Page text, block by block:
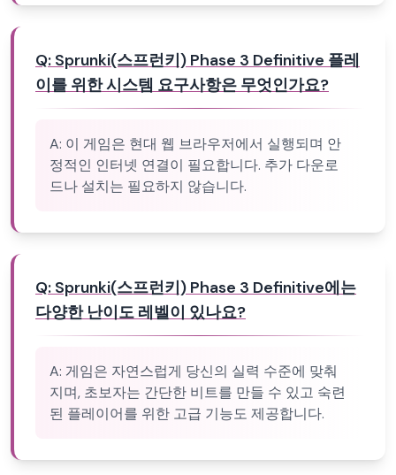
Q: Sprunki(스프런키) Phase 3 Definitive 플레
이를 위한 시스템 요구사항은 무엇인가요?
A: 이 게임은 현대 웹 브라우저에서 실행되며 안
정적인 인터넷 연결이 필요합니다. 추가 다운로
드나 설치는 필요하지 않습니다.
Q: Sprunki(스프런키) Phase 3 Definitive에는
다양한 난이도 레벨이 있나요?
A: 게임은 자연스럽게 당신의 실력 수준에 맞춰
지며, 초보자는 간단한 비트를 만들 수 있고 숙련
된 플레이어를 위한 고급 기능도 제공합니다.